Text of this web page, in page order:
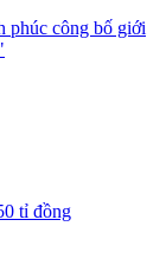
phúc công bố giới
tỉ đồng